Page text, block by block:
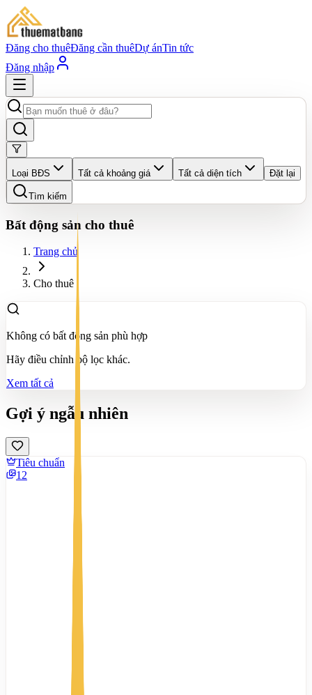
Đăng cho thuêĐăng cần thuêDự ánTin tức
Đăng nhập
Loại BĐS Tất cả khoảng giá Tất cả diện tích Đặt lại
Tìm kiếm
Bất động sản cho thuê
Trang chủ
Cho thuê
Không có bất động sản phù hợp
Hãy điều chỉnh bộ lọc khác.
Xem tất cả
Gợi ý ngẫu nhiên
Tiêu chuẩn
12